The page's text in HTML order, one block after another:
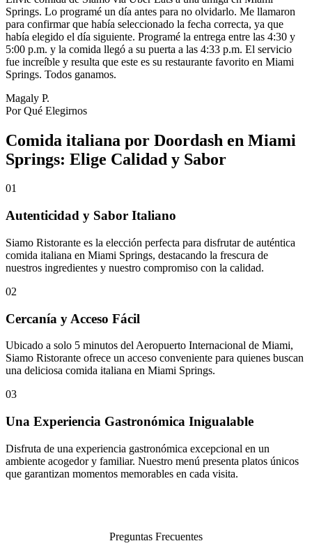
Springs. Lo programé un día antes para no olvidarlo. Me llamaron
para confirmar que había seleccionado la fecha correcta, ya que
había elegido el día siguiente. Programé la entrega entre las 4:30 y
5:00 p.m. y la comida llegó a su puerta a las 4:33 p.m. El servicio
fue increíble y resulta que este es su restaurante favorito en Miami
Springs. Todos ganamos.
Magaly P.
Por Qué Elegirnos
Comida italiana por Doordash en Miami
Springs: Elige Calidad y Sabor
01
Autenticidad y Sabor Italiano
Siamo Ristorante es la elección perfecta para disfrutar de auténtica
comida italiana en Miami Springs, destacando la frescura de
nuestros ingredientes y nuestro compromiso con la calidad.
02
Cercanía y Acceso Fácil
Ubicado a solo 5 minutos del Aeropuerto Internacional de Miami,
Siamo Ristorante ofrece un acceso conveniente para quienes buscan
una deliciosa comida italiana en Miami Springs.
03
Una Experiencia Gastronómica Inigualable
Disfruta de una experiencia gastronómica excepcional en un
ambiente acogedor y familiar. Nuestro menú presenta platos únicos
que garantizan momentos memorables en cada visita.
Preguntas Frecuentes